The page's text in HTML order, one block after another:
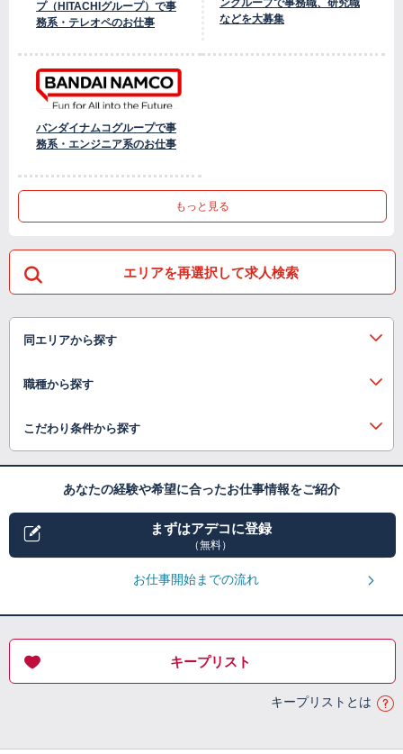
プ（HITACHIグループ）で事
務系・テレオペのお仕事
などを大募集
バンダイナムコグループで事
務系・エンジニア系のお仕事
もっと見る
エリアを再選択して求人検索
同エリアから探す
職種から探す
こだわり条件から探す
あなたの経験や希望に合ったお仕事情報をご紹介
まずはアデコに登録
（無料）
お仕事開始までの流れ
キープリスト
キープリストとは